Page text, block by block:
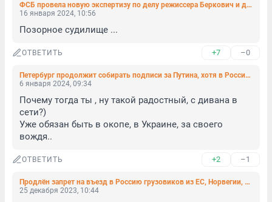
ФСБ провела новую экспертизу по делу режиссера Беркович и драматурга Петрийчук об оправдании терроризма
16 января 2024, 10:56
Позорное судилище ...
ОТВЕТИТЬ +7 –0
Петербург продолжит собирать подписи за Путина, хотя в России уже собрали больше 500 тысяч
6 января 2024, 09:34
Почему тогда ты , ну такой радостный, с дивана в
сети?)
Уже обязан быть в окопе, в Украине, за своего
вождя..
ОТВЕТИТЬ +2 –1
Продлён запрет на въезд в Россию грузовиков из ЕС, Норвегии, Великобритании и Украины
25 декабря 2023, 10:44